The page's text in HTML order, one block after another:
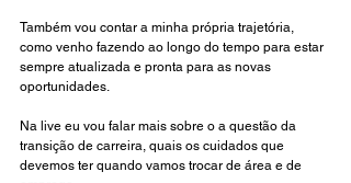
Também vou contar a minha própria trajetória,
como venho fazendo ao longo do tempo para estar
sempre atualizada e pronta para as novas
oportunidades.
Na live eu vou falar mais sobre o a questão da
transição de carreira, quais os cuidados que
devemos ter quando vamos trocar de área e de